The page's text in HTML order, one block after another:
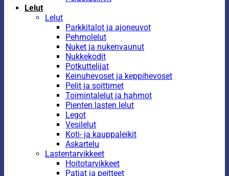
Lelut
Lelut
Parkkitalot ja ajoneuvot
Pehmolelut
Nuket ja nukenvaunut
Nukkekodit
Potkuttelijat
Keinuhevoset ja keppihevoset
Pelit ja soittimet
Toimintalelut ja hahmot
Pienten lasten lelut
Legot
Vesilelut
Koti- ja kauppaleikit
Askartelu
Lastentarvikkeet
Hoitotarvikkeet
Patjat ja peitteet